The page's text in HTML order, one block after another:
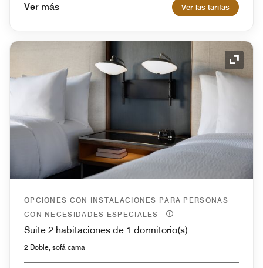
Ver más Ver las tarifas
Icono
OPCIONES CON INSTALACIONES PARA PERSONAS
CON NECESIDADES ESPECIALES
Suite 2 habitaciones de 1 dormitorio(s)
2 Doble, sofá cama